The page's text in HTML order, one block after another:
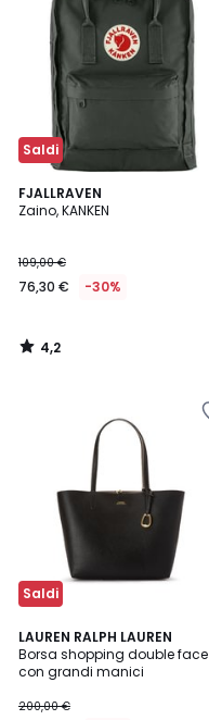
Saldi
FJALLRAVEN
Zaino, KANKEN
109,00 €
76,30 € -30%
4,2
/ 5
4,2
/
Saldi
LAUREN RALPH LAUREN
Borsa shopping double face
con grandi manici
200,00 €
4,6
/ 5
2
Colori